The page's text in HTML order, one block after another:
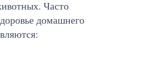
Часто
домашнего